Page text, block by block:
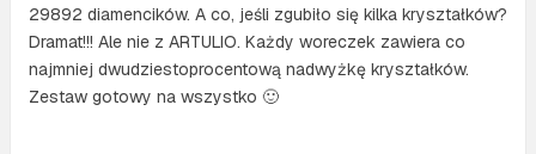
29892 diamencików. A co, jeśli zgubiło się kilka kryształków?
Dramat!!! Ale nie z ARTULIO. Każdy woreczek zawiera co
najmniej dwudziestoprocentową nadwyżkę kryształków.
Zestaw gotowy na wszystko 🙂